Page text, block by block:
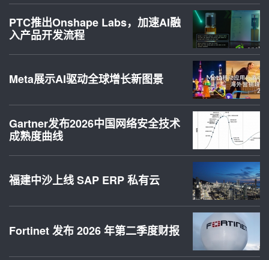
PTC推出Onshape Labs，加速AI融
入产品开发流程
Meta展示AI驱动全球增长新图景
Gartner发布2026中国网络安全技术
成熟度曲线
福建中沙上线 SAP ERP 私有云
Fortinet 发布 2026 年第二季度财报